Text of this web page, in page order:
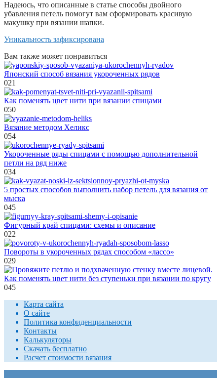
Надеюсь, что описанные в статье способы двойного
убавления петель помогут вам сформировать красивую
макушку при вязании шапки.
Уникальность зафиксирована
Вам также может понравиться
Японский способ вязания укороченных рядов
021
Как поменять цвет нити при вязании спицами
050
Вязание методом Хеликс
054
Укороченные ряды спицами с помощью дополнительной
петли на ряд ниже
034
5 простых способов выполнить набор петель для вязания от
мыска
045
Фигурный край спицами: схемы и описание
022
Повороты в укороченных рядах способом «лассо»
029
Как поменять цвет нити без ступеньки при вязании по кругу
045
Карта сайта
О сайте
Политика конфиденциальности
Контакты
Калькуляторы
Скачать бесплатно
Расчет стоимости вязания